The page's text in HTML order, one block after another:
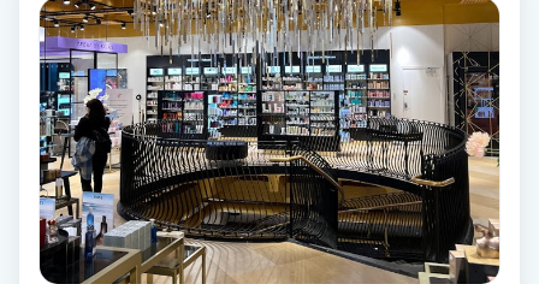
Navelpiercing
NBE-massage
Ny frisyr
Olaplex